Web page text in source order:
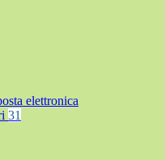
elettronica
31